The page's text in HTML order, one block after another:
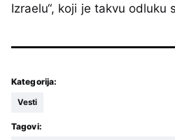
Izraelu“, koji je takvu odluku
Kategorija:
Vesti
Tagovi: